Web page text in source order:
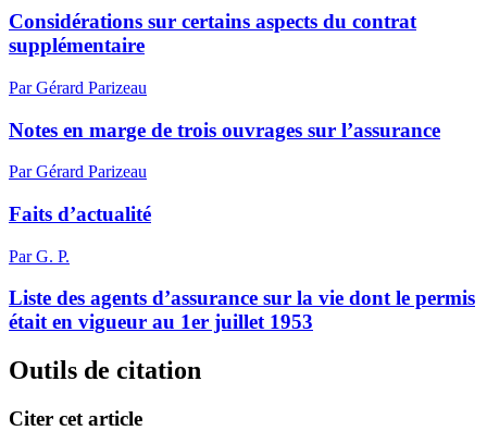
Considérations sur certains aspects du contrat
supplémentaire
Par Gérard Parizeau
Notes en marge de trois ouvrages sur l’assurance
Par Gérard Parizeau
Faits d’actualité
Par G. P.
Liste des agents d’assurance sur la vie dont le permis
était en vigueur au 1er juillet 1953
Outils de citation
Citer cet article